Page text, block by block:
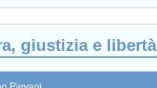
giustizia e libertà